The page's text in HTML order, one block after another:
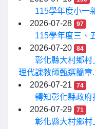
115學年度小一
2026-07-28
97
115學年度三、
2026-07-20
84
彰化縣大村鄉
理代課教師甄選簡章
2026-07-21
74
轉知彰化縣政
2026-07-29
71
彰化縣大村鄉